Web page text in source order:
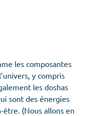
les composantes
y compris
les doshas
sont des énergies
(Nous allons en